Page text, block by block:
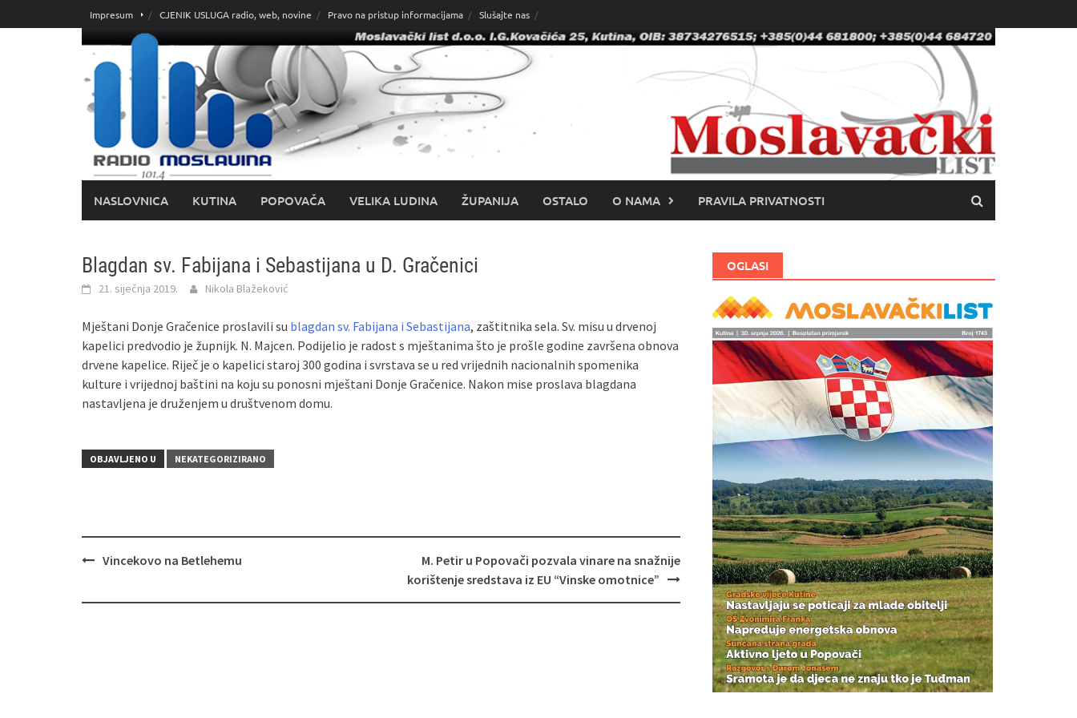
do
Impresum CJENIK USLUGA radio, web, novine Pravo na pristup informacijama Slušajte nas
NASLOVNICA KUTINA POPOVAČA VELIKA LUDINA ŽUPANIJA OSTALO O NAMA PRAVILA PRIVATNOSTI
Blagdan sv. Fabijana i Sebastijana u D. Gračenici
21. siječnja 2019. Nikola Blažeković
Mještani Donje Gračenice proslavili su blagdan sv. Fabijana i Sebastijana, zaštitnika sela. Sv. misu u drvenoj
kapelici predvodio je župnijk. N. Majcen. Podijelio je radost s mještanima što je prošle godine završena obnova
drvene kapelice. Riječ je o kapelici staroj 300 godina i svrstava se u red vrijednih nacionalnih spomenika
kulture i vrijednoj baštini na koju su ponosni mještani Donje Gračenice. Nakon mise proslava blagdana
nastavljena je druženjem u društvenom domu.
OBJAVLJENO U NEKATEGORIZIRANO
Vincekovo na Betlehemu
M. Petir u Popovači pozvala vinare na snažnije
korištenje sredstava iz EU “Vinske omotnice”
OGLASI